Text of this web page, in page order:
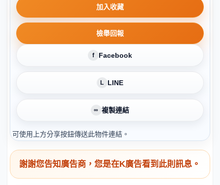
加入收藏
檢舉回報
f Facebook
L LINE
∞ 複製連結
可使用上方分享按鈕傳送此物件連結。
謝謝您告知廣告商，您是在K廣告看到此則訊息。